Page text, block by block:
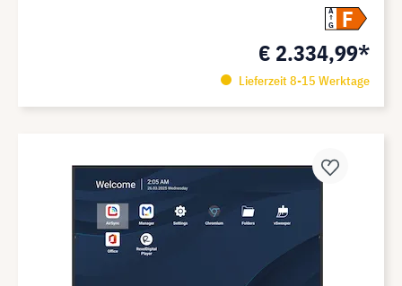
A
G
F
€ 2.334,99*
Lieferzeit 8-15 Werktage